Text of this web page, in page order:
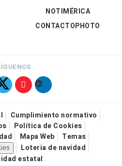
NOTIMÉRICA
CONTACTOPHOTO
Cumplimiento normativo
Política de Cookies
Mapa Web
Temas
Loteria de navidad
estatal